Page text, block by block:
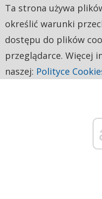
Ta strona używa
określić warunki
dostępu do plików
przeglądarce. Więcej
naszej: Polityce